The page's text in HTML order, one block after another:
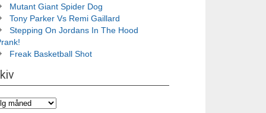
Mutant Giant Spider Dog
Tony Parker Vs Remi Gaillard
Stepping On Jordans In The Hood
Freak Basketball Shot